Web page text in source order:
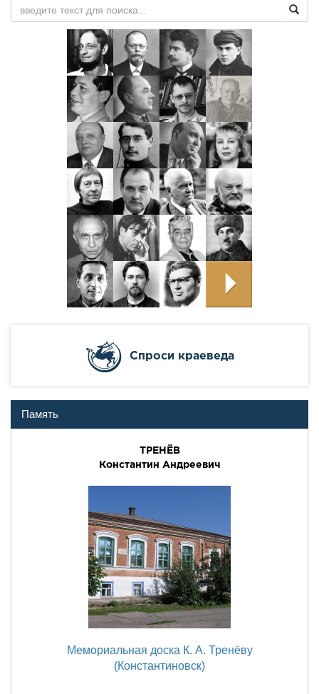
Cпроси краеведа
Память
ТРЕНЁВ
Константин Андреевич
Мемориальная доска К. А. Тренёву
(Константиновск)